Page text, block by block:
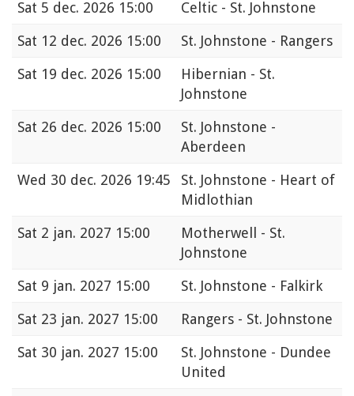
Sat 5 dec. 2026 15:00
Celtic - St. Johnstone
Sat 12 dec. 2026 15:00
St. Johnstone - Rangers
Sat 19 dec. 2026 15:00
Hibernian - St.
Johnstone
Sat 26 dec. 2026 15:00
St. Johnstone -
Aberdeen
Wed 30 dec. 2026 19:45
St. Johnstone - Heart of
Midlothian
Sat 2 jan. 2027 15:00
Motherwell - St.
Johnstone
Sat 9 jan. 2027 15:00
St. Johnstone - Falkirk
Sat 23 jan. 2027 15:00
Rangers - St. Johnstone
Sat 30 jan. 2027 15:00
St. Johnstone - Dundee
United